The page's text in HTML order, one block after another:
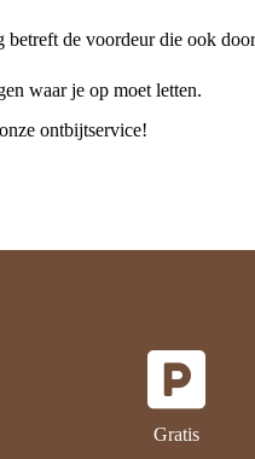
betreft de voordeur die ook
waar je op moet letten.
ontbijtservice!
Gratis